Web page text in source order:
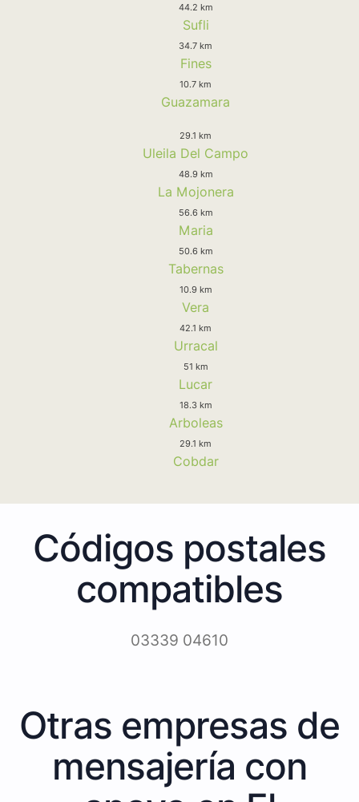
44.2 km
Sufli
34.7 km
Fines
10.7 km
Guazamara
29.1 km
Uleila Del Campo
48.9 km
La Mojonera
56.6 km
Maria
50.6 km
Tabernas
10.9 km
Vera
42.1 km
Urracal
51 km
Lucar
18.3 km
Arboleas
29.1 km
Cobdar
Códigos postales
compatibles
03339 04610
Otras empresas de
mensajería con